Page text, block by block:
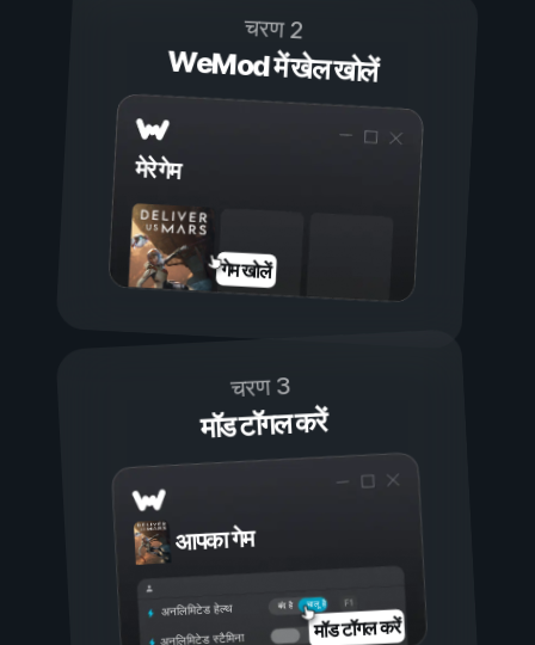
चरण 2
WeMod में खेल खोलें
मेरे गेम
गेम खोलें
चरण 3
मॉड टॉगल करें
आपका गेम
चालू है
बंद है
अनलिमिटेड हेल्थ
अनलिमिटेड स्टैमिना मॉड टॉगल करें